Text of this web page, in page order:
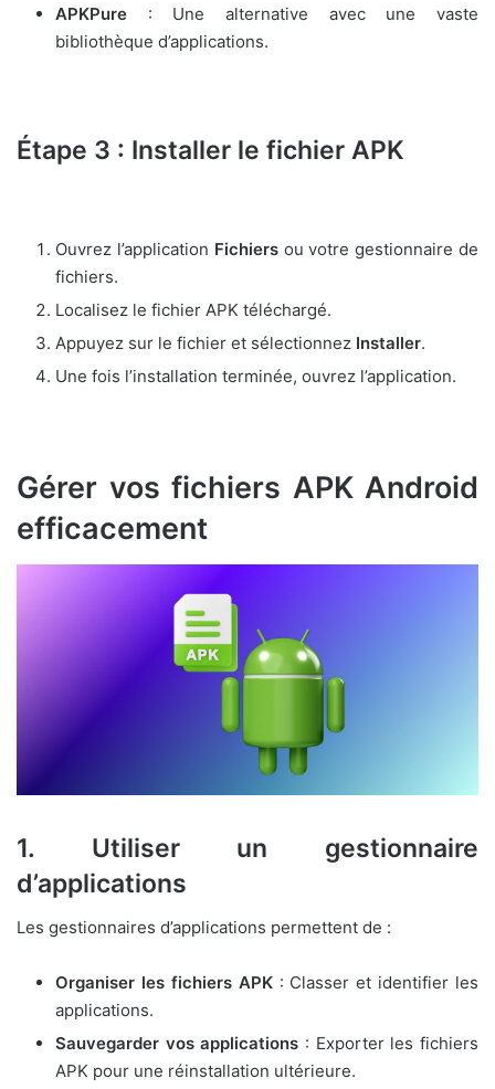
APKPure : Une alternative avec une vaste
bibliothèque d’applications.
Étape 3 : Installer le fichier APK
Ouvrez l’application Fichiersou votre gestionnaire de
fichiers.
Localisez le fichier APK téléchargé.
Appuyez sur le fichier et sélectionnez Installer.
Une fois l’installation terminée, ouvrez l’application.
Gérer vos fichiers APK Android
efficacement
1. Utiliser un gestionnaire
d’applications
Les gestionnaires d’applications permettent de :
Organiser les fichiers APK: Classer et identifier les
applications.
Sauvegarder vos applications : Exporter les fichiers
APK pour une réinstallation ultérieure.